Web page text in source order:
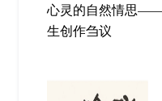
心灵的自然情思
生创作刍议